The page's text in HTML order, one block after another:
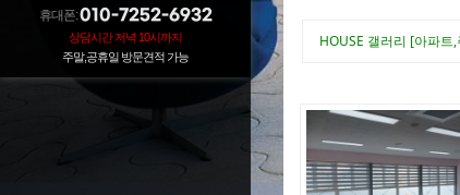
휴대폰:010-7252-6932
상담시간 저녁 10시까지
주말,공휴일 방문견적 가능
HOUSE 갤러리 [아파트